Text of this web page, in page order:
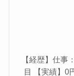
【経歴】仕
目 【実績】0